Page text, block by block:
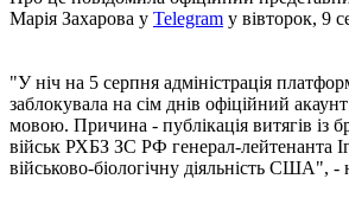
Марія Захарова у Telegram у вівторок, 9
"У ніч на 5 серпня адміністрація
заблокувала на сім днів офіційний
мовою. Причина - публікація витягів із
військ РХБЗ ЗС РФ генерал-лейтенанта
військово-біологічну діяльність США", -